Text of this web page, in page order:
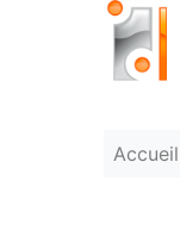
Accueil